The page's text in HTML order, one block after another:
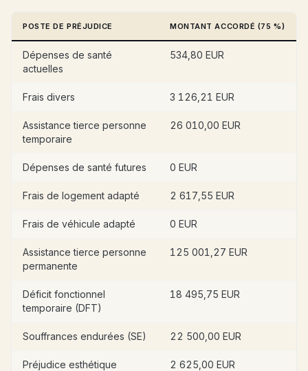
POSTE DE PRÉJUDICE MONTANT ACCORDÉ (75 %)
Dépenses de santé
actuelles
534,80 EUR
Frais divers 3 126,21 EUR
Assistance tierce personne
temporaire
26 010,00 EUR
Dépenses de santé futures 0 EUR
Frais de logement adapté 2 617,55 EUR
Frais de véhicule adapté 0 EUR
Assistance tierce personne
permanente
125 001,27 EUR
Déficit fonctionnel
temporaire (DFT)
18 495,75 EUR
Souffrances endurées (SE) 22 500,00 EUR
Préjudice esthétique
2 625,00 EUR